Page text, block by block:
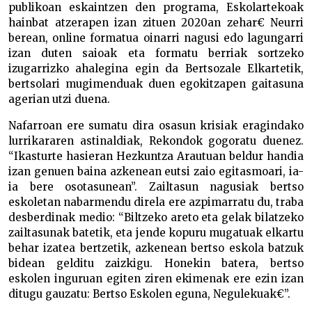
publikoan eskaintzen den programa, Eskolartekoak
hainbat atzerapen izan zituen 2020an zehar€ Neurri
berean, online formatua oinarri nagusi edo lagungarri
izan duten saioak eta formatu berriak sortzeko
izugarrizko ahalegina egin da Bertsozale Elkartetik,
bertsolari mugimenduak duen egokitzapen gaitasuna
agerian utzi duena.
Nafarroan ere sumatu dira osasun krisiak eragindako
lurrikararen astinaldiak, Rekondok gogoratu duenez.
“Ikasturte hasieran Hezkuntza Arautuan beldur handia
izan genuen baina azkenean eutsi zaio egitasmoari, ia-
ia bere osotasunean”. Zailtasun nagusiak bertso
eskoletan nabarmendu direla ere azpimarratu du, traba
desberdinak medio: “Biltzeko areto eta gelak bilatzeko
zailtasunak batetik, eta jende kopuru mugatuak elkartu
behar izatea bertzetik, azkenean bertso eskola batzuk
bidean gelditu zaizkigu. Honekin batera, bertso
eskolen inguruan egiten ziren ekimenak ere ezin izan
ditugu gauzatu: Bertso Eskolen eguna, Negulekuak€”.